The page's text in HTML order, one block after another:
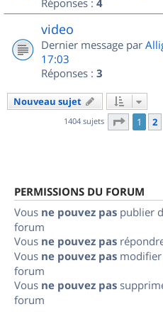
Réponses : 4
video
Dernier message par
17:03
Réponses : 3
Nouveau sujet
1404 sujets Page 1
1 2
PERMISSIONS DU FORUM
Vous ne pouvez pas publier
forum
Vous ne pouvez pas
Vous ne pouvez pas modifier
forum
Vous ne pouvez pas
forum